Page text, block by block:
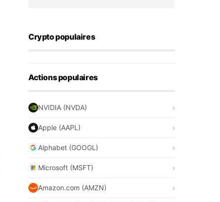
Crypto populaires
Actions populaires
NVIDIA (NVDA)
Apple (AAPL)
Alphabet (GOOGL)
Microsoft (MSFT)
Amazon.com (AMZN)